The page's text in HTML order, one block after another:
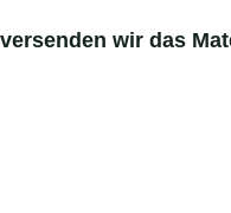
wir das